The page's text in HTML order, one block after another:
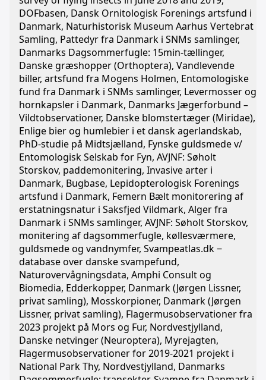
DOFbasen, Dansk Ornitologisk Forenings artsfund i
Danmark, Naturhistorisk Museum Aarhus Vertebrat
Samling, Pattedyr fra Danmark i SNMs samlinger,
Danmarks Dagsommerfugle: 15min-tællinger,
Danske græshopper (Orthoptera), Vandlevende
biller, artsfund fra Mogens Holmen, Entomologiske
fund fra Danmark i SNMs samlinger, Levermosser og
hornkapsler i Danmark, Danmarks Jægerforbund –
Vildtobservationer, Danske blomstertæger (Miridae),
Enlige bier og humlebier i et dansk agerlandskab,
PhD-studie på Midtsjælland, Fynske guldsmede v/
Entomologisk Selskab for Fyn, AVJNF: Søholt
Storskov, paddemonitering, Invasive arter i
Danmark, Bugbase, Lepidopterologisk Forenings
artsfund i Danmark, Femern Bælt monitorering af
erstatningsnatur i Saksfjed Vildmark, Alger fra
Danmark i SNMs samlinger, AVJNF: Søholt Storskov,
monitering af dagsommerfugle, køllesværmere,
guldsmede og vandnymfer, Svampeatlas.dk ‒
database over danske svampefund,
Naturovervågningsdata, Amphi Consult og
Biomedia, Edderkopper, Danmark (Jørgen Lissner,
privat samling), Mosskorpioner, Danmark (Jørgen
Lissner, privat samling), Flagermusobservationer fra
2023 projekt på Mors og Fur, Nordvestjylland,
Danske netvinger (Neuroptera), Myrejagten,
Flagermusobservationer for 2019-2021 projekt i
National Park Thy, Nordvestjylland, Danmarks